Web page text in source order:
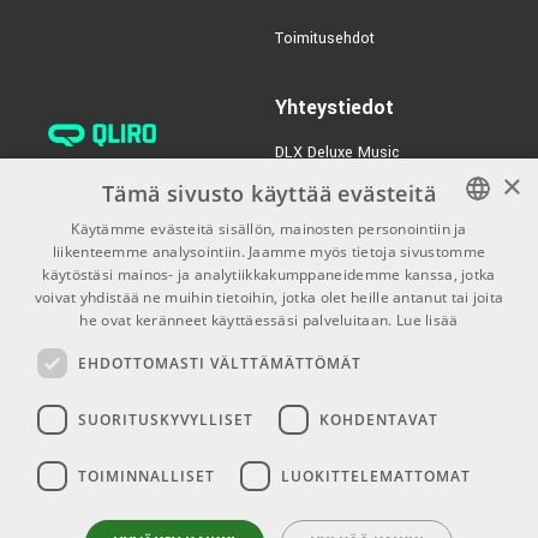
Toimitusehdot
Yhteystiedot
DLX Deluxe Music
verkkokaupan asiakaspalvelu:
tilaus@dlxmusic.fi
Puh: 0207 282240 (arkisin klo
13-17)
Puh: 0207 282250 (myymälä)
00580 Helsinki
Y-tunnus: 1983522-7
La 10-15
FINNISH
FINNISH
×
Tämä sivusto käyttää evästeitä
Käytämme evästeitä sisällön, mainosten personointiin ja
liikenteemme analysointiin. Jaamme myös tietoja sivustomme
käytöstäsi mainos- ja analytiikkakumppaneidemme kanssa, jotka
voivat yhdistää ne muihin tietoihin, jotka olet heille antanut tai joita
he ovat keränneet käyttäessäsi palveluitaan. Lue lisää
EHDOTTOMASTI VÄLTTÄMÄTTÖMÄT
SUORITUSKYVYLLISET KOHDENTAVAT
TOIMINNALLISET LUOKITTELEMATTOMAT